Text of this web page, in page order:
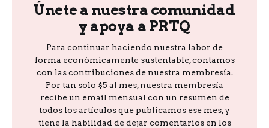
Únete a nuestra comunidad
y apoya a PRTQ
Para continuar haciendo nuestra labor de
forma económicamente sustentable, contamos
con las contribuciones de nuestra membresía.
Por tan solo $5 al mes, nuestra membresía
recibe un email mensual con un resumen de
todos los artículos que publicamos ese mes, y
tiene la habilidad de dejar comentarios en los